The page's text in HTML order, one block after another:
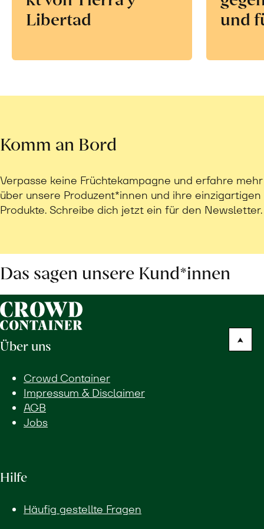
Libertad
und
Komm an Bord
Verpasse keine Früchtekampagne und erfahre mehr
über unsere Produzent*innen und ihre einzigartigen
Produkte. Schreibe dich jetzt ein für den Newsletter.
Das sagen unsere Kund*innen
Über uns
Crowd Container
Impressum & Disclaimer
AGB
Jobs
Hilfe
Häufig gestellte Fragen